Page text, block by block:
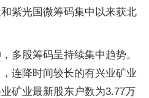
紫光国微筹码集中以来获北
多股筹码呈持续集中趋势。
连降时间较长的有兴业矿业
矿业最新股东户数为3.77万